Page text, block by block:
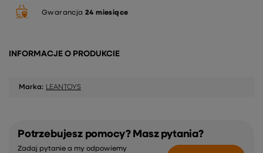
Gwarancja 24 miesiące
INFORMACJE O PRODUKCIE
Marka: LEANTOYS
Potrzebujesz pomocy? Masz pytania?
Zadaj pytanie a my odpowiemy